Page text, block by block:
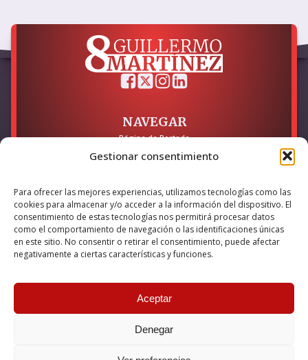
Gestionar consentimiento
Para ofrecer las mejores experiencias, utilizamos tecnologías como las
cookies para almacenar y/o acceder a la información del dispositivo. El
consentimiento de estas tecnologías nos permitirá procesar datos
como el comportamiento de navegación o las identificaciones únicas
en este sitio. No consentir o retirar el consentimiento, puede afectar
negativamente a ciertas características y funciones.
Aceptar
Denegar
NAVEGAR
Página de Portada
LEGAL
Política de Privacidad
Política de Cookies
Accesibilidad
Esta empresa ha sido beneficiaria del bono Kit Digital y lo ha
internet, financiado por la Unión Europea – NextGeneration EU
© 2026 Guillermo Martínez | Todos los derechos reservados |